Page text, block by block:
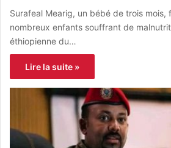
Surafeal Mearig, un bébé de trois mois,
nombreux enfants souffrant de
éthiopienne du…
Lire la suite »